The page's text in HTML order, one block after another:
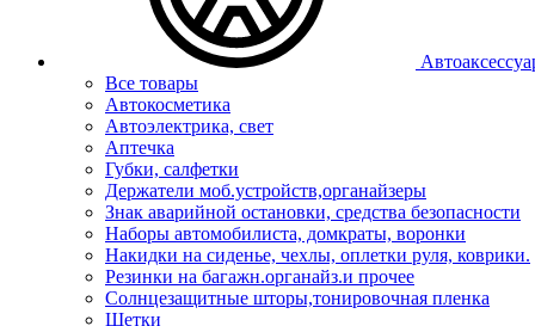
Все товары
Автокосметика
Автоэлектрика, свет
Аптечка
Губки, салфетки
Держатели моб.устройств,органайзеры
Знак аварийной остановки, средства безопасности
Наборы автомобилиста, домкраты, воронки
Накидки на сиденье, чехлы, оплетки руля, коврики.
Резинки на багажн.органайз.и прочее
Солнцезащитные шторы,тонировочная пленка
Щетки